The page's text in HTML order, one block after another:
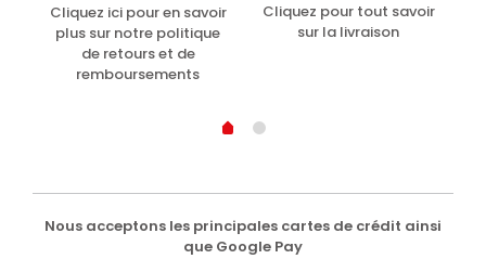
Cliquez ici pour en savoir
plus sur notre politique
de retours et de
remboursements
Cliquez pour tout savoir
sur la livraison
Nous acceptons les principales cartes de crédit ainsi
que Google Pay